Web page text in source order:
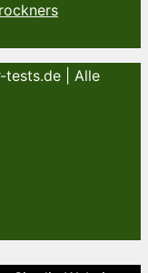
tests.de | Alle